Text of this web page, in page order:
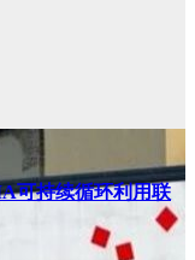
可持续循环利用联